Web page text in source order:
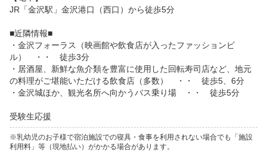
JR「金沢駅」金沢港口（西口）から徒歩5分
■近隣情報■
・金沢フォーラス（映画館や飲食店が入ったファッションビ
ル）　・・　徒歩3分
・居酒屋、新鮮な魚介類を豊富に使用した回転寿司店など、地元
の料理がご堪能いただける飲食店（多数）　・・　徒歩5、6分
・金沢城ほか、観光名所へ向かうバス乗り場　・・　徒歩5分
※乳幼児のお子様で宿泊施設での寝具・食事を利用されない場合でも「施設
利用料」等（現地払い）がかかる場合があります。